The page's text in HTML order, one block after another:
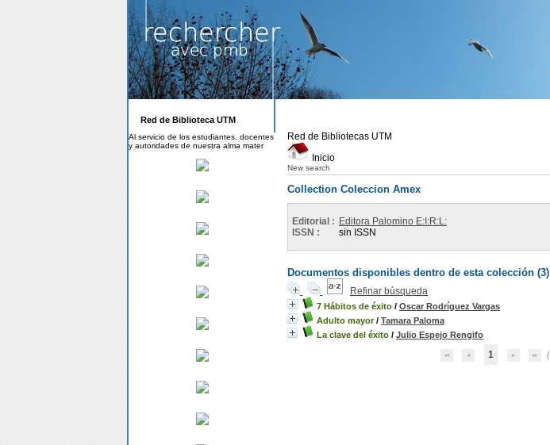
Red de Bibliotecas UTM
Inicio
New search
Collection Coleccion Amex
Editorial : Editora Palomino E:I:R:L:
ISSN :
sin ISSN
Documentos disponibles dentro de esta colección (3)
Refinar búsqueda
7 Hábitos de éxito / Oscar Rodríguez Vargas
Adulto mayor/ Tamara Paloma
La clave del éxito / Julio Espejo Rengifo
1
Red de Biblioteca UTM
Al servicio de los estudiantes, docentes
y autoridades de nuestra alma mater